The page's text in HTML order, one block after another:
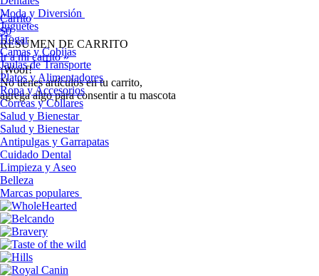
Carrito
$0
RESUMEN DE CARRITO
Ir a mi carrito »
¡Woof!
No tíenes artículos en tu carrito,
agrega algo para consentir a tu mascota
Moda y Diversión
Juguetes
Hogar
Camas y Cobijas
Jaulas de Transporte
Platos y Alimentadores
Ropa y Accesorios
Correas y Collares
Salud y Bienestar
Salud y Bienestar
Antipulgas y Garrapatas
Cuidado Dental
Limpieza y Aseo
Belleza
Marcas populares